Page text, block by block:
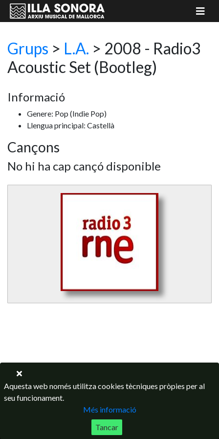
Grups > L.A. > 2008 - Radio3
Acoustic Set (Bootleg)
Informació
Genere: Pop (Indie Pop)
Llengua principal: Castellà
Cançons
No hi ha cap cançó disponible
Aquesta web només utilitza cookies tècniques pròpies per al
seu funcionament.
Més informació
Tancar